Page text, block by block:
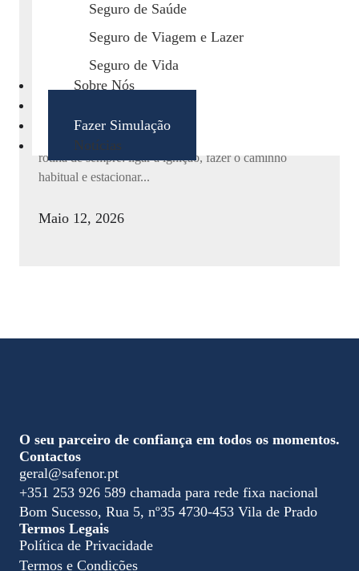
Seguro de Saúde
Seguro de Viagem e Lazer
Seguro de Vida
Sobre Nós
Fazer Simulação
Notícias
Se o seu carro falasse, ele pediria
este seguro
Imagine-se entrar no carro numa manhã normal. A
rotina de sempre: ligar a ignição, fazer o caminho
habitual e estacionar...
Maio 12, 2026
O seu parceiro de confiança em todos os momentos.
Contactos
geral@safenor.pt
+351 253 926 589 chamada para rede fixa nacional
Bom Sucesso, Rua 5, nº35 4730-453 Vila de Prado
Termos Legais
Política de Privacidade
Termos e Condições